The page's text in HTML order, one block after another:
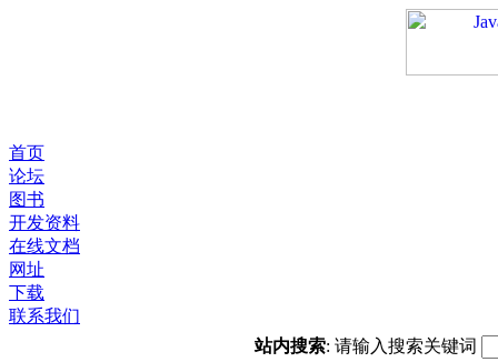
首页
论坛
图书
开发资料
在线文档
网址
下载
联系我们
站内搜索: 请输入搜索关键词